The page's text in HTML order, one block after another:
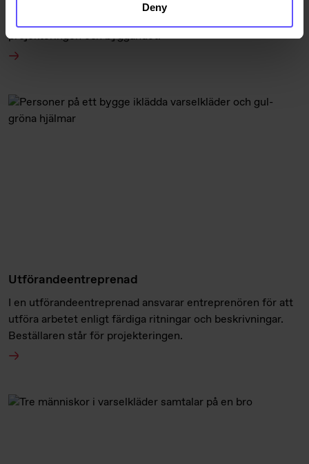
Deny
projekteringen och byggandet.
Utförandeentreprenad
I en utförandeentreprenad ansvarar entreprenören för att
utföra arbetet enligt färdiga ritningar och beskrivningar.
Beställaren står för projekteringen.